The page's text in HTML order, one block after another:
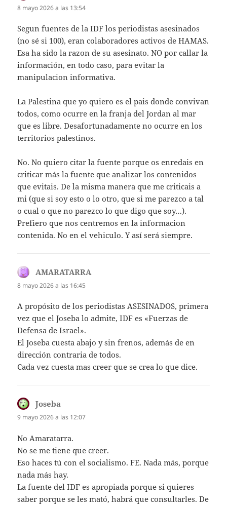
8 mayo 2026 a las 13:54
Segun fuentes de la IDF los periodistas asesinados
(no sé si 100), eran colaboradores activos de HAMAS.
Esa ha sido la razon de su asesinato. NO por callar la
información, en todo caso, para evitar la
manipulacion informativa.
La Palestina que yo quiero es el pais donde convivan
todos, como ocurre en la franja del Jordan al mar
que es libre. Desafortunadamente no ocurre en los
territorios palestinos.
No. No quiero citar la fuente porque os enredais en
criticar más la fuente que analizar los contenidos
que evitais. De la misma manera que me criticais a
mi (que si soy esto o lo otro, que si me parezco a tal
o cual o que no parezco lo que digo que soy…).
Prefiero que nos centremos en la informacion
contenida. No en el vehiculo. Y así será siempre.
AMARATARRAdice:
8 mayo 2026 a las 16:45
A propósito de los periodistas ASESINADOS, primera
vez que el Joseba lo admite, IDF es «Fuerzas de
Defensa de Israel».
El Joseba cuesta abajo y sin frenos, además de en
dirección contraria de todos.
Cada vez cuesta mas creer que se crea lo que dice.
Joseba
9 mayo 2026 a las 12:07
No Amaratarra.
No se me tiene que creer.
Eso haces tú con el socialismo. FE. Nada más, porque
nada más hay.
La fuente del IDF es apropiada porque si quieres
saber porque se les mató, habrá que consultarles. De